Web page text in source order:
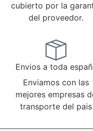
cubierto por la
del proveedor.
Envios a toda
Enviamos con las
mejores empresas
transporte del pais